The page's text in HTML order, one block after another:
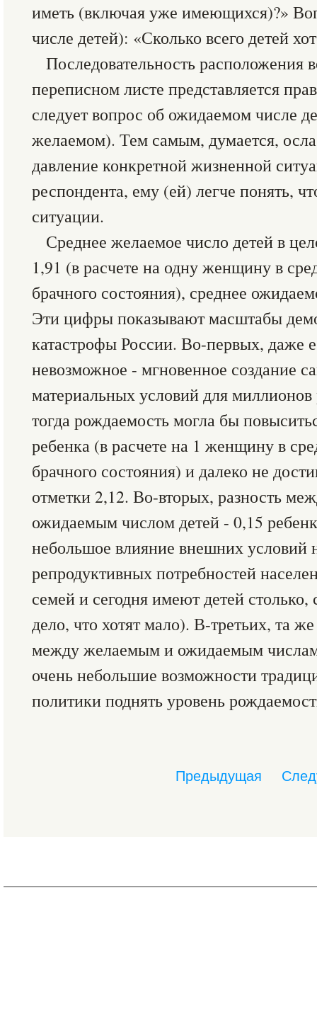
иметь (включая уже имеющихся)?»
числе детей): «Сколько всего детей
Последовательность расположения
переписном листе представляется
следует вопрос об ожидаемом числе
желаемом). Тем самым, думается,
давление конкретной жизненной
респондента, ему (ей) легче понять,
ситуации.
Среднее желаемое число детей в
1,91 (в расчете на одну женщину в
брачного состояния), среднее
Эти цифры показывают масштабы
катастрофы России. Во-первых, даже
невозможное - мгновенное создание
материальных условий для
тогда рождаемость могла бы
ребенка (в расчете на 1 женщину в
брачного состояния) и далеко не
отметки 2,12. Во-вторых, разность
ожидаемым числом детей - 0,15
небольшое влияние внешних условий
репродуктивных потребностей
семей и сегодня имеют детей столько,
дело, что хотят мало). В-третьих, та
между желаемым и ожидаемым
очень небольшие возможности
политики поднять уровень
Предыдущая